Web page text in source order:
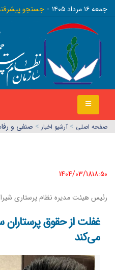
جمعه ١٦ مرداد ١٤٠٥ جستجو
صفحه اصلي > آرشیو اخبار > صنفی و
1404/03/18١٨:٥٠
رئیس هیئت مدیره نظام پرستاری
غفلت از حقوق
می‌کند